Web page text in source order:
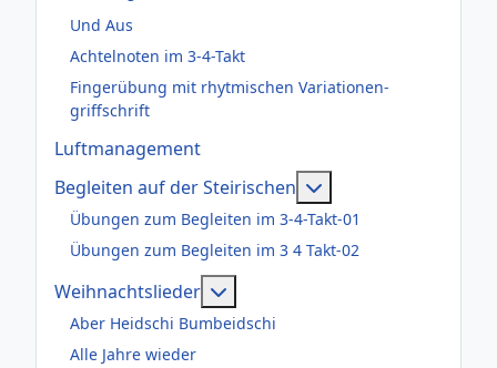
Und Aus
Achtelnoten im 3-4-Takt
Fingerübung mit rhytmischen Variationen-
griffschrift
Luftmanagement
Begleiten auf der Steirischen
Übungen zum Begleiten im 3-4-Takt-01
Übungen zum Begleiten im 3 4 Takt-02
Weihnachtslieder
Aber Heidschi Bumbeidschi
Alle Jahre wieder